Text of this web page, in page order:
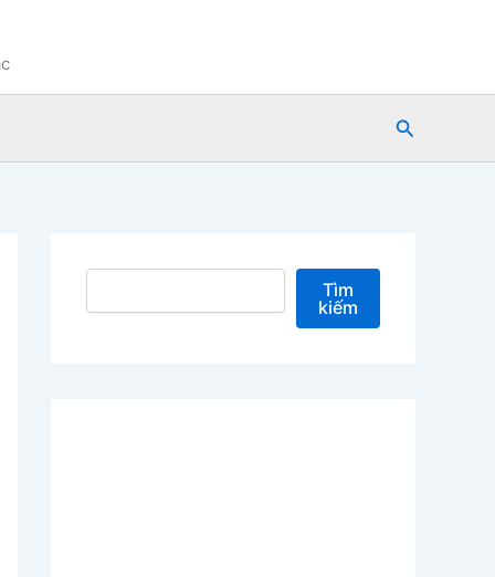
Tìm
Tìm kiếm
Tìm
kiếm